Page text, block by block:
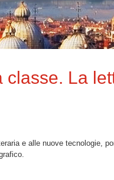
classe. La
e alle nuove tecnologie,